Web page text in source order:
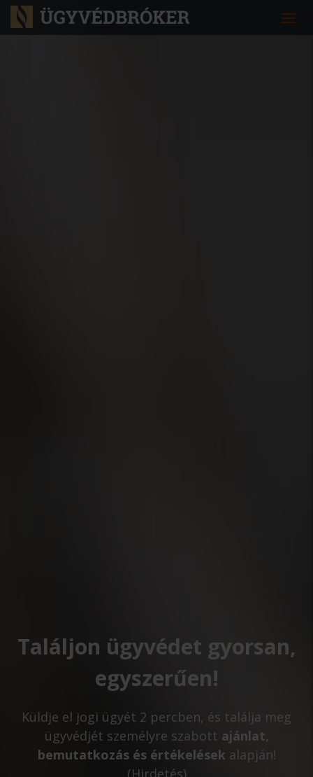
Találjon ügyvédet gyorsan,
egyszerűen!
Küldje el jogi ügyét 2 percben, és találja meg
ügyvédjét személyre szabott ajánlat,
bemutatkozás és értékelések alapján!
(Hirdetés)